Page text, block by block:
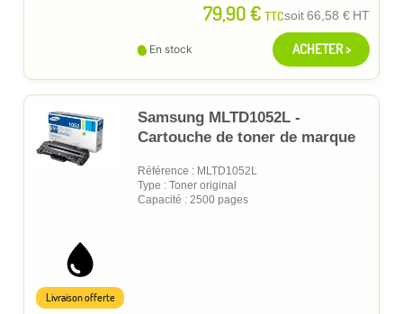
79,90 € TTCsoit66,58 € HT
En stock ACHETER >
Samsung MLTD1052L -
Cartouche de toner de marque
Référence : MLTD1052L
Type : Toner original
Capacité : 2500 pages
Livraison offerte